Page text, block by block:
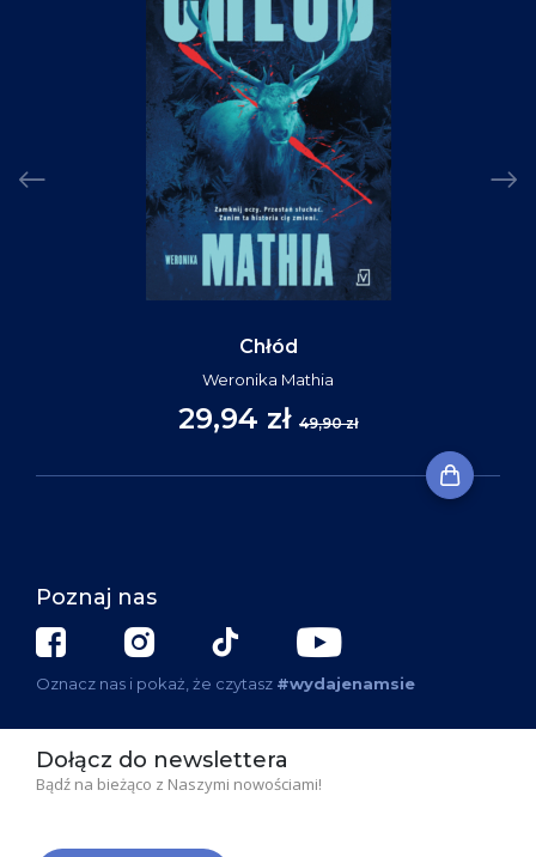
Chłód
Weronika Mathia
29,94 zł 49,90 zł
Poznaj nas
Oznacz nas i pokaż, że czytasz #wydajenamsie
Dołącz do newslettera
Bądź na bieżąco z Naszymi nowościami!